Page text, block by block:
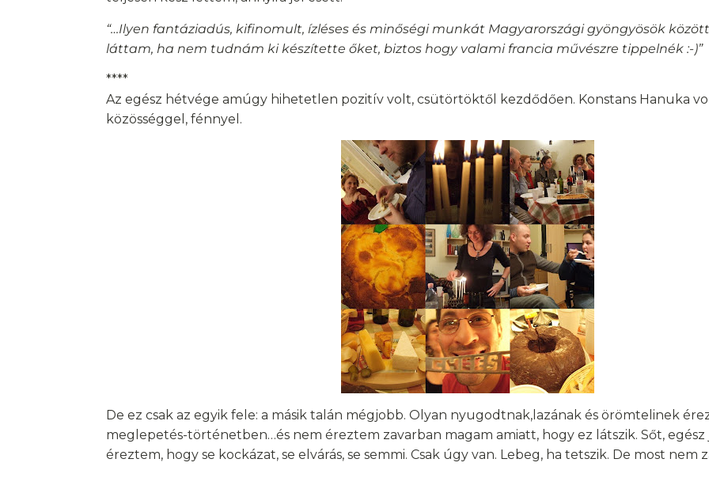
“…Ilyen fantáziadús, kifinomult, ízléses és minőségi munkát Magyarországi gyöngyösök
láttam, ha nem tudnám ki készítette őket, biztos hogy valami francia művészre tippelnék :-)”
****
Az egész hétvége amúgy hihetetlen pozitív volt, csütörtöktől kezdődően. Konstans Hanuka
közösséggel, fénnyel.
De ez csak az egyik fele: a másik talán mégjobb. Olyan nyugodtnak,lazának és örömtelinek
meglepetés-történetben…és nem éreztem zavarban magam amiatt, hogy ez látszik. Sőt, egész
éreztem, hogy se kockázat, se elvárás, se semmi. Csak úgy van. Lebeg, ha tetszik. De most nem